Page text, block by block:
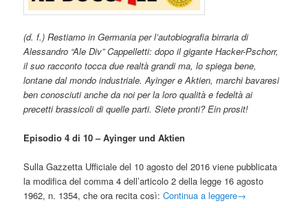
(d. f.) Restiamo in Germania per l’autobiografia birraria di
Alessandro “Ale Div” Cappelletti: dopo il gigante Hacker-Pschorr,
il suo racconto tocca due realtà grandi ma, lo spiega bene,
lontane dal mondo industriale. Ayinger e Aktien, marchi bavaresi
ben conosciuti anche da noi per la loro qualità e fedeltà ai
precetti brassicoli di quelle parti. Siete pronti? Ein prosit!
Episodio 4 di 10 – Ayinger und Aktien
Sulla Gazzetta Ufficiale del 10 agosto del 2016 viene pubblicata
la modifica del comma 4 dell’articolo 2 della legge 16 agosto
1962, n. 1354, che ora recita così:Continua a leggere→